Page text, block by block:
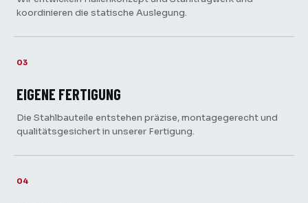
koordinieren die statische Auslegung.
03
EIGENE FERTIGUNG
Die Stahlbauteile entstehen präzise, montagegerecht und
qualitätsgesichert in unserer Fertigung.
04